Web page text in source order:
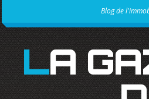
Blog de
LA GAZETTE